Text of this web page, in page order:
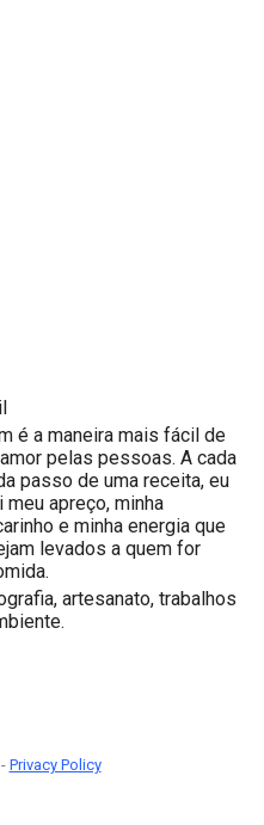
é a maneira mais fácil de
pelas pessoas. A cada
passo de uma receita, eu
apreço, minha
e minha energia que
levados a quem for
artesanato, trabalhos
Privacy Policy